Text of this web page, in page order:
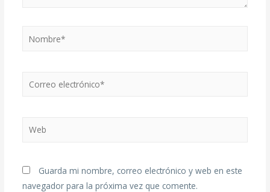
Guarda mi nombre, correo electrónico y web en este
navegador para la próxima vez que comente.